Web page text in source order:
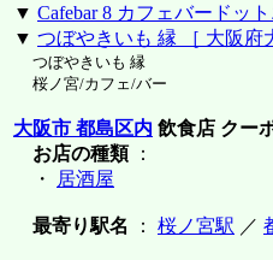
▼ Cafebar 8 カフェバードッ
▼ つぼやきいも 縁 ［ 大阪府
つぼやきいも 縁
桜ノ宮/カフェ/バー
大阪市 都島区内 飲食店 クー
お店の種類：
・
居酒屋
最寄り駅名 ： 桜ノ宮駅 ／